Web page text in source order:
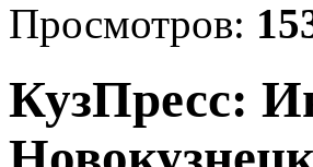
Просмотров:
КузПресс: